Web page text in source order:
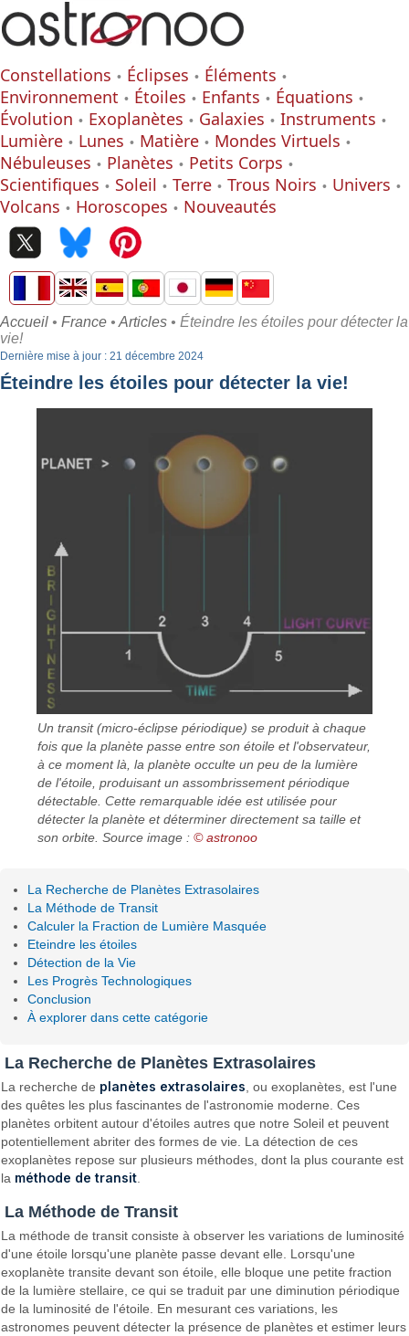
Constellations Éclipses
Éléments
Environnement
Étoiles Enfants
Équations
Évolution
Exoplanètes Galaxies
Instruments
Lumière
Lunes Matière
Mondes Virtuels
Nébuleuses
Planètes
Petits Corps
Scientifiques
Soleil Terre Trous Noirs
Univers
Volcans
Horoscopes Nouveautés
Accueil • France • Articles • Éteindre les étoiles pour détecter la
vie!
Dernière mise à jour : 21 décembre 2024
Éteindre les étoiles pour détecter la vie!
Un transit (micro-éclipse périodique) se produit à chaque
fois que la planète passe entre son étoile et l'observateur,
à ce moment là, la planète occulte un peu de la lumière
de l'étoile, produisant un assombrissement périodique
détectable. Cette remarquable idée est utilisée pour
détecter la planète et déterminer directement sa taille et
son orbite. Source image :© astronoo
La Recherche de Planètes Extrasolaires
La Méthode de Transit
Calculer la Fraction de Lumière Masquée
Eteindre les étoiles
Détection de la Vie
Les Progrès Technologiques
Conclusion
À explorer dans cette catégorie
La Recherche de Planètes Extrasolaires
La recherche de planètes extrasolaires, ou exoplanètes, est l'une
des quêtes les plus fascinantes de l'astronomie moderne. Ces
planètes orbitent autour d'étoiles autres que notre Soleil et peuvent
potentiellement abriter des formes de vie. La détection de ces
exoplanètes repose sur plusieurs méthodes, dont la plus courante est
la méthode de transit.
La Méthode de Transit
La méthode de transit consiste à observer les variations de luminosité
d'une étoile lorsqu'une planète passe devant elle. Lorsqu'une
exoplanète transite devant son étoile, elle bloque une petite fraction
de la lumière stellaire, ce qui se traduit par une diminution périodique
de la luminosité de l'étoile. En mesurant ces variations, les
astronomes peuvent détecter la présence de planètes et estimer leurs